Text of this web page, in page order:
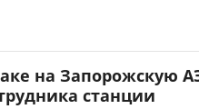
на Запорожскую
станции